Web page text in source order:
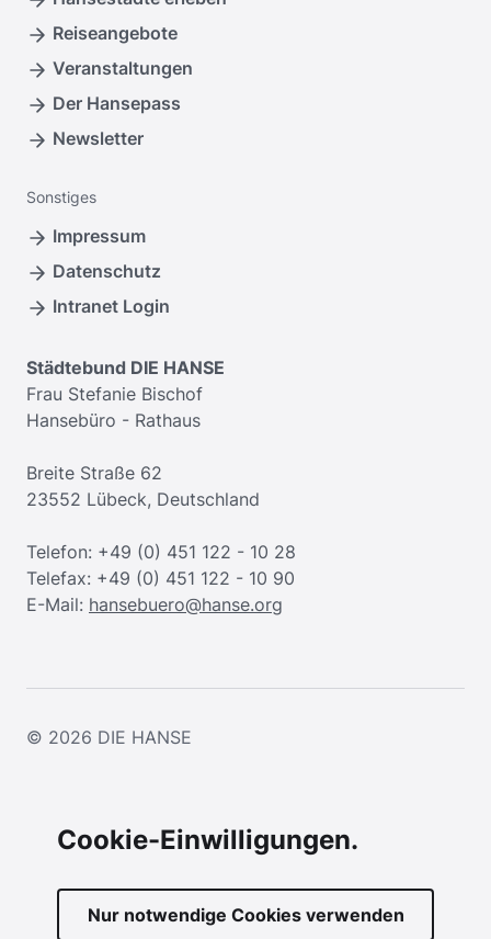
Cookie-Einwilligungen.
Nur notwendige Cookies verwenden
Reiseangebote
Veranstaltungen
Der Hansepass
Newsletter
Sonstiges
Impressum
Datenschutz
Intranet Login
Städtebund DIE HANSE
Frau Stefanie Bischof
Hansebüro - Rathaus
Breite Straße 62
23552 Lübeck, Deutschland
Telefon: +49 (0) 451 122 - 10 28
Telefax: +49 (0) 451 122 - 10 90
E-Mail: hansebuero@hanse.org
© 2026 DIE HANSE